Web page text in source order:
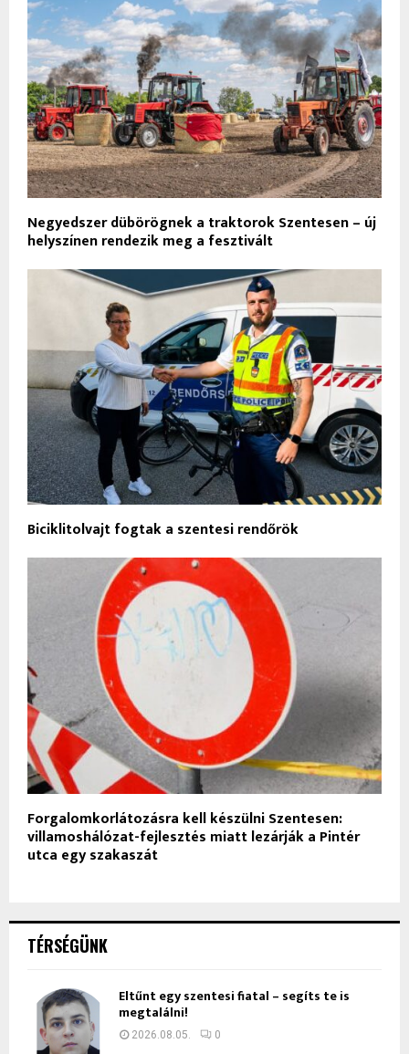
Negyedszer dübörögnek a traktorok Szentesen – új
helyszínen rendezik meg a fesztivált
Biciklitolvajt fogtak a szentesi rendőrök
Forgalomkorlátozásra kell készülni Szentesen:
villamoshálózat-fejlesztés miatt lezárják a Pintér
utca egy szakaszát
TÉRSÉGÜNK
Eltűnt egy szentesi fiatal – segíts te is
megtalálni!
2026.08.05. 0